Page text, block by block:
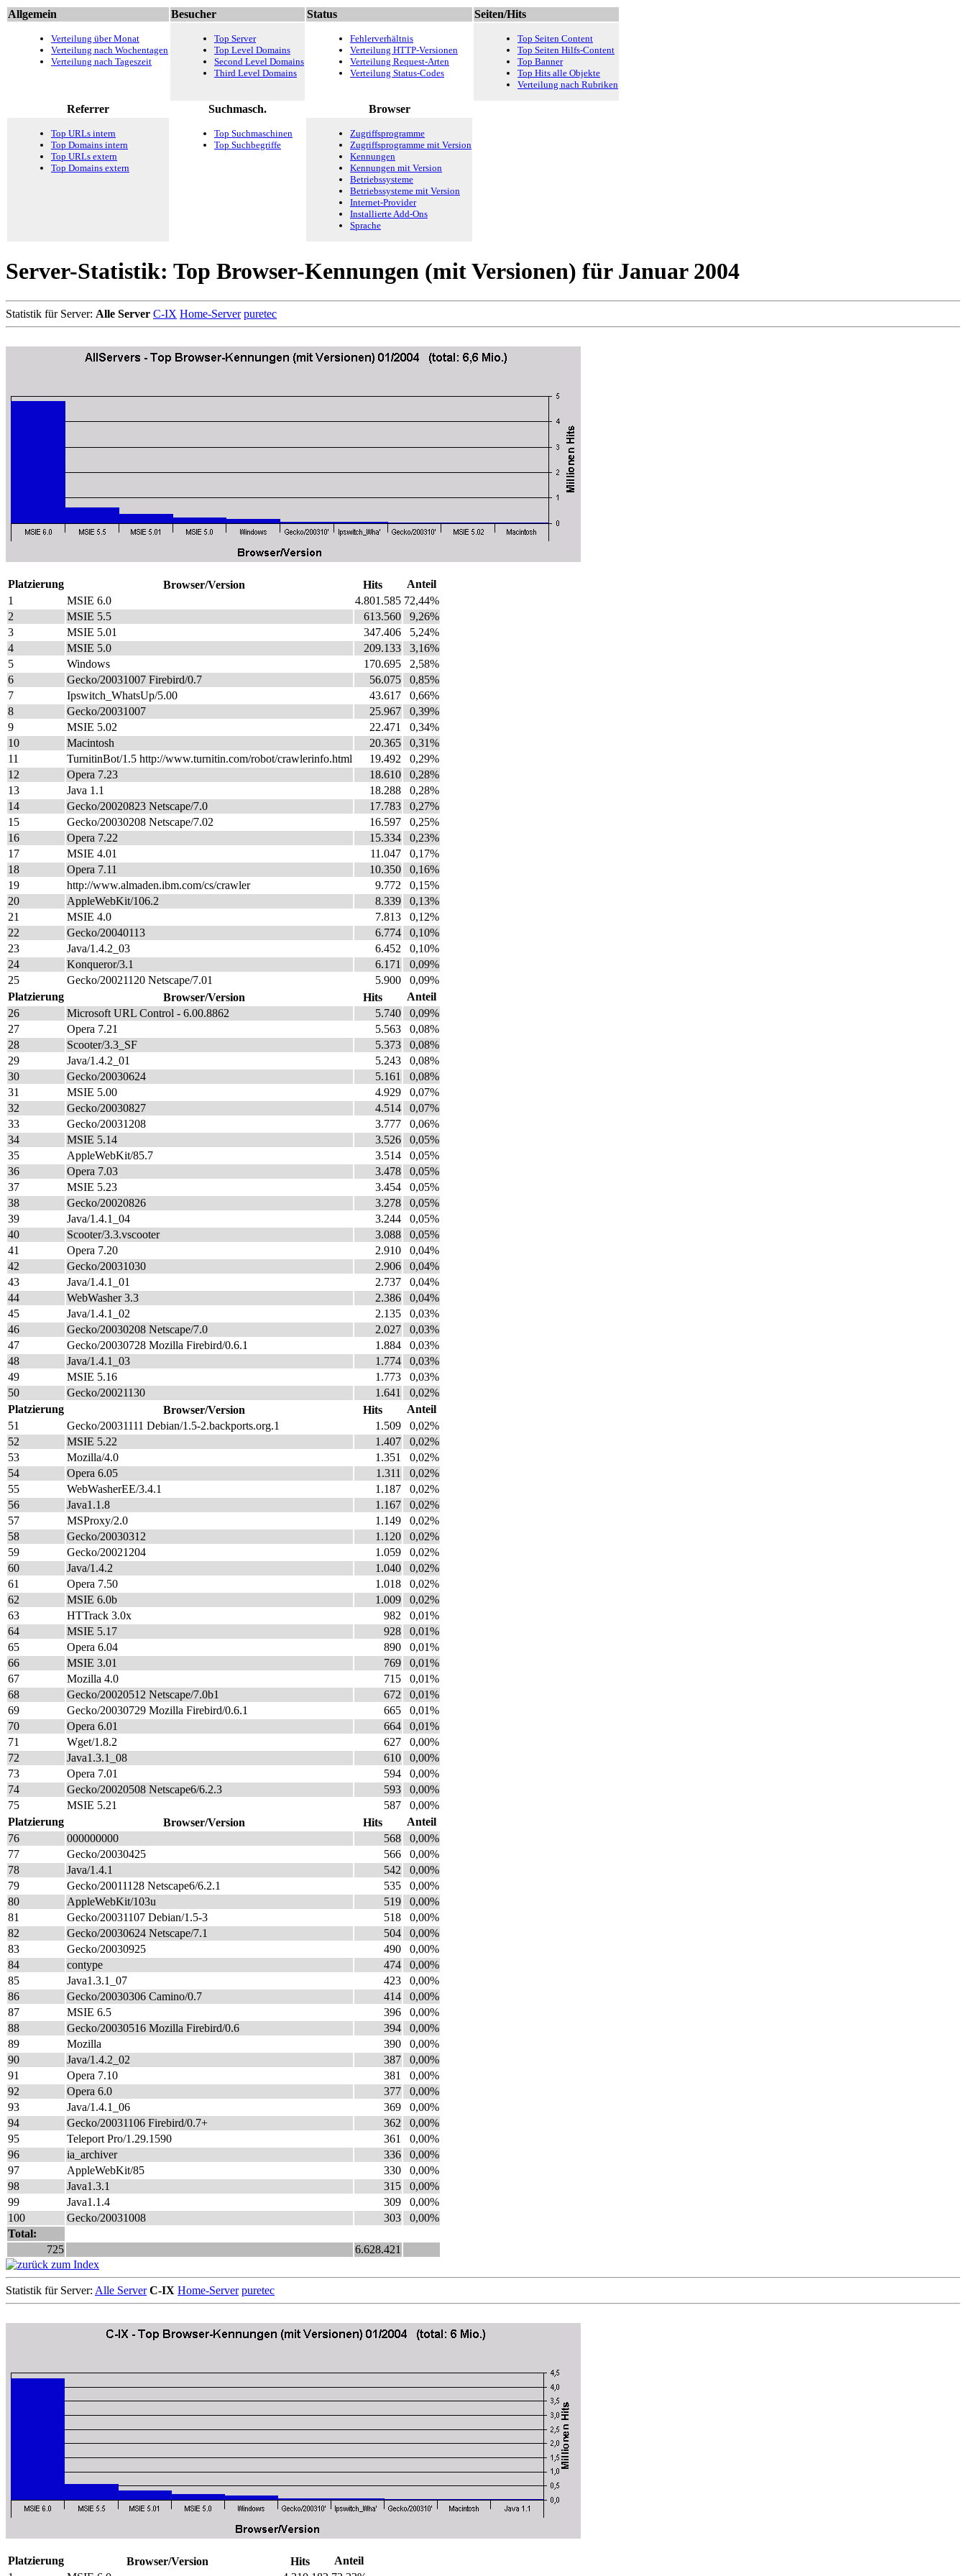
Allgemein Besucher Status Seiten/Hits
Verteilung über Monat
Verteilung nach Wochentagen
Verteilung nach Tageszeit
Top Server
Top Level Domains
Second Level Domains
Third Level Domains
Fehlerverhältnis
Verteilung HTTP-Versionen
Verteilung Request-Arten
Verteilung Status-Codes
Top Seiten Content
Top Seiten Hilfs-Content
Top Banner
Top Hits alle Objekte
Verteilung nach Rubriken
Referrer Suchmasch. Browser
Top URLs intern
Top Domains intern
Top URLs extern
Top Domains extern
Top Suchmaschinen
Top Suchbegriffe
Zugriffsprogramme
Zugriffsprogramme mit Version
Kennungen
Kennungen mit Version
Betriebssysteme
Betriebssysteme mit Version
Internet-Provider
Installierte Add-Ons
Sprache
Server-Statistik: Top Browser-Kennungen (mit Versionen) für Januar 2004
Statistik für Server: Alle Server C-IX Home-Server puretec
Platzierung Browser/Version Hits
Anteil
1
MSIE 6.0 4.801.585 72,44%
2
MSIE 5.5 613.560
9,26%
3
MSIE 5.01 347.406
5,24%
4
MSIE 5.0 209.133
3,16%
5
Windows 170.695
2,58%
6
Gecko/20031007 Firebird/0.7 56.075
0,85%
7
Ipswitch_WhatsUp/5.00 43.617
0,66%
8
Gecko/20031007 25.967
0,39%
9
MSIE 5.02 22.471
0,34%
10
Macintosh 20.365
0,31%
11
TurnitinBot/1.5 http://www.turnitin.com/robot/crawlerinfo.html 19.492
0,29%
12
Opera 7.23 18.610
0,28%
13
Java 1.1 18.288
0,28%
14
Gecko/20020823 Netscape/7.0 17.783
0,27%
15
Gecko/20030208 Netscape/7.02 16.597
0,25%
16
Opera 7.22 15.334
0,23%
17
MSIE 4.01 11.047
0,17%
18
Opera 7.11 10.350
0,16%
19
http://www.almaden.ibm.com/cs/crawler 9.772
0,15%
20
AppleWebKit/106.2 8.339
0,13%
21
MSIE 4.0 7.813
0,12%
22
Gecko/20040113 6.774
0,10%
23
Java/1.4.2_03 6.452
0,10%
24
Konqueror/3.1 6.171
0,09%
25
Gecko/20021120 Netscape/7.01 5.900
0,09%
Platzierung
Browser/Version Hits
Anteil
26
Microsoft URL Control - 6.00.8862 5.740
0,09%
27
Opera 7.21 5.563
0,08%
28
Scooter/3.3_SF 5.373
0,08%
29
Java/1.4.2_01 5.243
0,08%
30
Gecko/20030624 5.161
0,08%
31
MSIE 5.00 4.929
0,07%
32
Gecko/20030827 4.514
0,07%
33
Gecko/20031208 3.777
0,06%
34
MSIE 5.14 3.526
0,05%
35
AppleWebKit/85.7 3.514
0,05%
36
Opera 7.03 3.478
0,05%
37
MSIE 5.23 3.454
0,05%
38
Gecko/20020826 3.278
0,05%
39
Java/1.4.1_04 3.244
0,05%
40
Scooter/3.3.vscooter 3.088
0,05%
41
Opera 7.20 2.910
0,04%
42
Gecko/20031030 2.906
0,04%
43
Java/1.4.1_01 2.737
0,04%
44
WebWasher 3.3 2.386
0,04%
45
Java/1.4.1_02 2.135
0,03%
46
Gecko/20030208 Netscape/7.0 2.027
0,03%
47
Gecko/20030728 Mozilla Firebird/0.6.1 1.884
0,03%
48
Java/1.4.1_03 1.774
0,03%
49
MSIE 5.16 1.773
0,03%
50
Gecko/20021130 1.641
0,02%
Platzierung
Browser/Version Hits
Anteil
51
Gecko/20031111 Debian/1.5-2.backports.org.1 1.509
0,02%
52
MSIE 5.22 1.407
0,02%
53
Mozilla/4.0 1.351
0,02%
54
Opera 6.05 1.311
0,02%
55
WebWasherEE/3.4.1 1.187
0,02%
56
Java1.1.8 1.167
0,02%
57
MSProxy/2.0 1.149
0,02%
58
Gecko/20030312 1.120
0,02%
59
Gecko/20021204 1.059
0,02%
60
Java/1.4.2 1.040
0,02%
61
Opera 7.50 1.018
0,02%
62
MSIE 6.0b 1.009
0,02%
63
HTTrack 3.0x 982
0,01%
64
MSIE 5.17 928
0,01%
65
Opera 6.04 890
0,01%
66
MSIE 3.01 769
0,01%
67
Mozilla 4.0 715
0,01%
68
Gecko/20020512 Netscape/7.0b1 672
0,01%
69
Gecko/20030729 Mozilla Firebird/0.6.1 665
0,01%
70
Opera 6.01 664
0,01%
71
Wget/1.8.2 627
0,00%
72
Java1.3.1_08 610
0,00%
73
Opera 7.01 594
0,00%
74
Gecko/20020508 Netscape6/6.2.3 593
0,00%
75
MSIE 5.21 587
0,00%
Platzierung
Browser/Version Hits
Anteil
76
000000000 568
0,00%
77
Gecko/20030425 566
0,00%
78
Java/1.4.1 542
0,00%
79
Gecko/20011128 Netscape6/6.2.1 535
0,00%
80
AppleWebKit/103u 519
0,00%
81
Gecko/20031107 Debian/1.5-3 518
0,00%
82
Gecko/20030624 Netscape/7.1 504
0,00%
83
Gecko/20030925 490
0,00%
84
contype 474
0,00%
85
Java1.3.1_07 423
0,00%
86
Gecko/20030306 Camino/0.7 414
0,00%
87
MSIE 6.5 396
0,00%
88
Gecko/20030516 Mozilla Firebird/0.6 394
0,00%
89
Mozilla 390
0,00%
90
Java/1.4.2_02 387
0,00%
91
Opera 7.10 381
0,00%
92
Opera 6.0 377
0,00%
93
Java/1.4.1_06 369
0,00%
94
Gecko/20031106 Firebird/0.7+ 362
0,00%
95
Teleport Pro/1.29.1590 361
0,00%
96
ia_archiver 336
0,00%
97
AppleWebKit/85 330
0,00%
98
Java1.3.1 315
0,00%
99
Java1.1.4 309
0,00%
100
Gecko/20031008 303
0,00%
Total:
725
6.628.421
Statistik für Server: Alle Server C-IX Home-Server puretec
Platzierung Browser/Version Hits
Anteil